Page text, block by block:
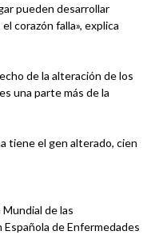
pueden desarrollar
corazón falla», explica
de la alteración de los
una parte más de la
tiene el gen alterado, cien
de las
Española de Enfermedades